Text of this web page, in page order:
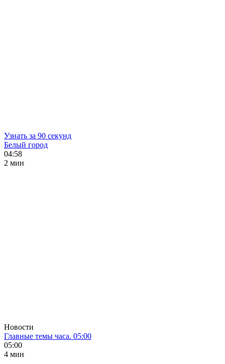
Узнать за 90 секунд
Белый город
04:58
2 мин
Новости
Главные темы часа. 05:00
05:00
4 мин